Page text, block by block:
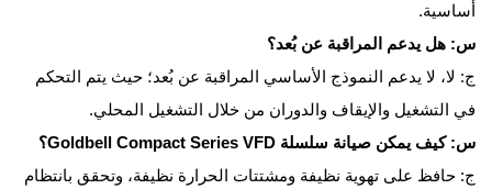
أساسية.
س: هل يدعم المراقبة عن بُعد؟
ج: لا، لا يدعم النموذج الأساسي المراقبة عن بُعد؛ حيث يتم التحكم
في التشغيل والإيقاف والدوران من خلال التشغيل المحلي.
س: كيف يمكن صيانة سلسلة Goldbell Compact Series VFD؟
ج: حافظ على تهوية نظيفة ومشتتات الحرارة نظيفة، وتحقق بانتظام